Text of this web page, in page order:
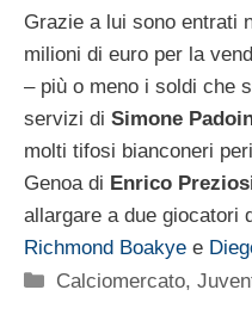
Grazie a lui sono entrati
milioni di euro per la
– più o meno i soldi che
servizi di Simone
molti tifosi bianconeri
Genoa di Enrico
allargare a due giocatori
Richmond Boakye e
Categorie
Calciomercato,